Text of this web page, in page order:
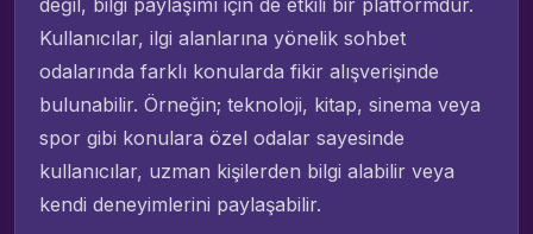
Kullanıcılar, ilgi alanlarına yönelik sohbet
odalarında farklı konularda fikir alışverişinde
bulunabilir. Örneğin; teknoloji, kitap, sinema veya
spor gibi konulara özel odalar sayesinde
kullanıcılar, uzman kişilerden bilgi alabilir veya
kendi deneyimlerini paylaşabilir.